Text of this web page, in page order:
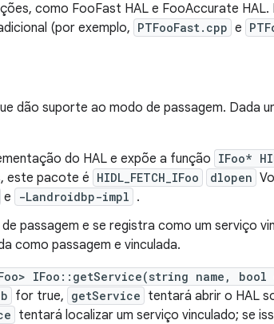
como FooFast HAL e FooAccurate HAL.
(por exemplo, PTFooFast.cpp e
dão suporte ao modo de passagem. Dada
do HAL e expõe a função IFoo*
este pacote é HIDL_FETCH_IFoo dlopen
e -Landroidbp-impl .
de passagem e se registra como um serviço
como passagem e vinculada.
IFoo::getService(string name, bool
for true, getService tentará abrir o HAL
tentará localizar um serviço vinculado; se